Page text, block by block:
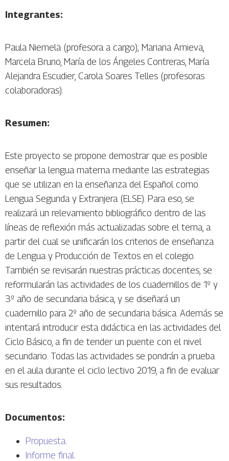
Integrantes:
Paula Niemelä (profesora a cargo); Mariana Amieva,
Marcela Bruno, María de los Ángeles Contreras, María
Alejandra Escudier, Carola Soares Telles (profesoras
colaboradoras).
Resumen:
Este proyecto se propone demostrar que es posible
enseñar la lengua materna mediante las estrategias
que se utilizan en la enseñanza del Español como
Lengua Segunda y Extranjera (ELSE). Para eso, se
realizará un relevamiento bibliográfico dentro de las
líneas de reflexión más actualizadas sobre el tema, a
partir del cual se unificarán los criterios de enseñanza
de Lengua y Producción de Textos en el colegio.
También se revisarán nuestras prácticas docentes, se
reformularán las actividades de los cuadernillos de 1º y
3º año de secundaria básica, y se diseñará un
cuadernillo para 2º año de secundaria básica. Además se
intentará introducir esta didáctica en las actividades del
Ciclo Básico, a fin de tender un puente con el nivel
secundario. Todas las actividades se pondrán a prueba
en el aula durante el ciclo lectivo 2019, a fin de evaluar
sus resultados.
Documentos:
Propuesta
Informe final